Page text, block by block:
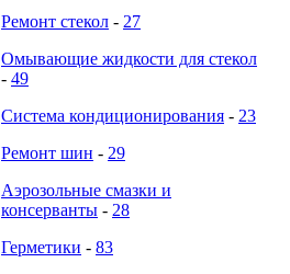
Ремонт стекол - 27
Омывающие жидкости для стекол
- 49
Система кондиционирования - 23
Ремонт шин - 29
Аэрозольные смазки и
консерванты - 28
Герметики - 83